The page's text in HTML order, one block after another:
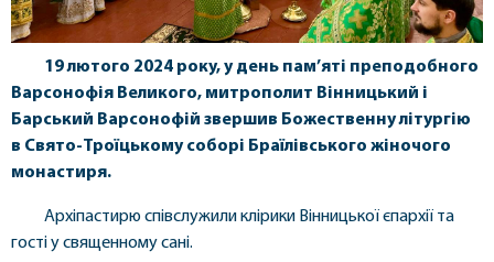
19 лютого 2024 року, у день пам’яті преподобного
Варсонофія Великого, митрополит Вінницький і
Барський Варсонофій звершив Божественну літургію
в Свято-Троїцькому соборі Браїлівського жіночого
монастиря.
Архіпастирю співслужили клірики Вінницької єпархії та
гості у священному сані.